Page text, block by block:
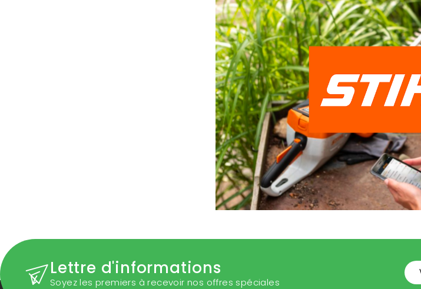
Lettre d'informations
Soyez les premiers à recevoir nos offres spéciales